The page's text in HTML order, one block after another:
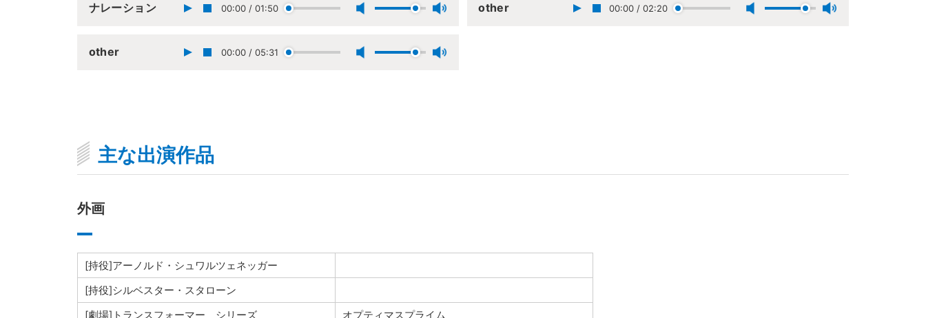
ナレーション 00:00 / 01:50 other 00:00 / 02:20
other 00:00 / 05:31
主な出演作品
外画
[持役]アーノルド・シュワルツェネッガー
[持役]シルベスター・スタローン
[劇場]トランスフォーマー シリーズ
オプティマスプライム